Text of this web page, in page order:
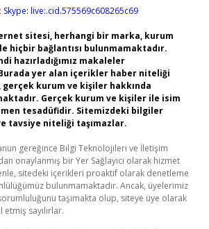
Skype: live:.cid.575569c608265c69
sitesi, herhangi bir marka, kurum
hiçbir bağlantısı bulunmamaktadır.
hazırladığımız makaleler
yer alan içerikler haber niteliği
gerçek kurum ve kişiler hakkında
Gerçek kurum ve kişiler ile isim
tesadüfidir. Sitemizdeki bilgiler
tavsiye niteliği taşımazlar.
gereğince Bilgi Teknolojileri ve İletişim
onaylanmış bir Yer Sağlayıcı olarak hizmet
sitedeki içerikleri proaktif olarak denetleme
bulunmamaktadır. Ancak, üyelerimiz
taşımakta olup, siteye üye olarak
sayılırlar.